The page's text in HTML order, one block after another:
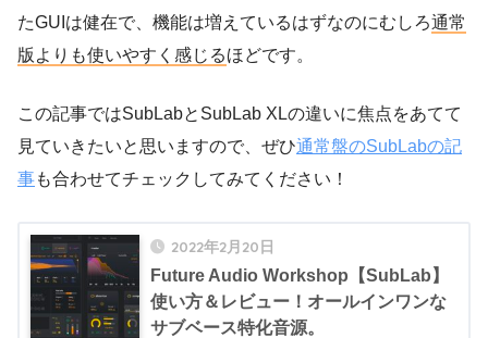
たGUIは健在で、機能は増えているはずなのにむしろ通常
版よりも使いやすく感じるほどです。
この記事ではSubLabとSubLab XLの違いに焦点をあてて
見ていきたいと思いますので、ぜひ通常盤のSubLabの記
事も合わせてチェックしてみてください！
2022年2月20日
Future Audio Workshop【SubLab】
使い方＆レビュー！オールインワンな
サブベース特化音源。